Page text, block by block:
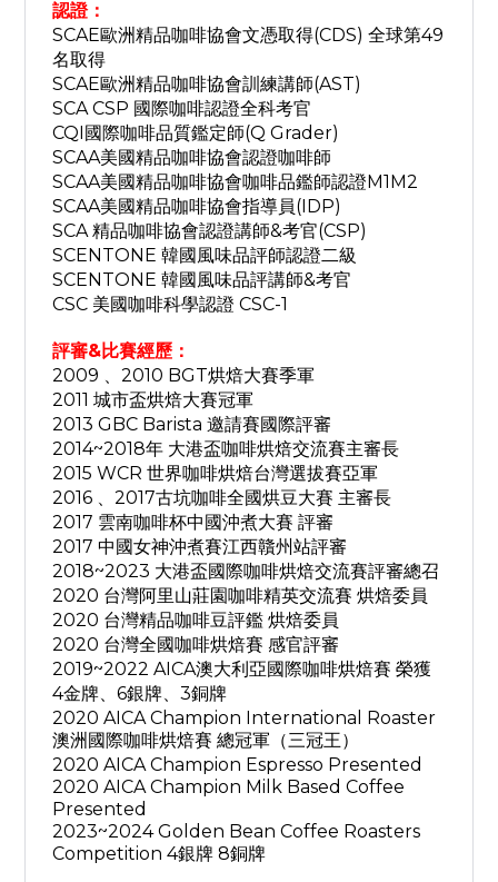
認證：
SCAE歐洲精品咖啡協會文憑取得(CDS) 全球第49
名取得
SCAE歐洲精品咖啡協會訓練講師(AST)
SCA CSP 國際咖啡認證全科考官
CQI國際咖啡品質鑑定師(Q Grader)
SCAA美國精品咖啡協會認證咖啡師
SCAA美國精品咖啡協會咖啡品鑑師認證M1M2
SCAA美國精品咖啡協會指導員(IDP)
SCA 精品咖啡協會認證講師&考官(CSP)
SCENTONE 韓國風味品評師認證二級
SCENTONE 韓國風味品評講師&考官
CSC 美國咖啡科學認證 CSC-1
評審&比賽經歷：
2009 、2010 BGT烘焙大賽季軍
2011 城市盃烘焙大賽冠軍
2013 GBC Barista 邀請賽國際評審
2014~2018年 大港盃咖啡烘焙交流賽主審長
2015 WCR 世界咖啡烘焙台灣選拔賽亞軍
2016 、2017古坑咖啡全國烘豆大賽 主審長
2017 雲南咖啡杯中國沖煮大賽 評審
2017 中國女神沖煮賽江西贛州站評審
2018~2023 大港盃國際咖啡烘焙交流賽評審總召
2020 台灣阿里山莊園咖啡精英交流賽 烘焙委員
2020 台灣精品咖啡豆評鑑 烘焙委員
2020 台灣全國咖啡烘焙賽 感官評審
2019~2022 AICA澳大利亞國際咖啡烘焙賽 榮獲
4金牌、6銀牌、3銅牌
2020 AICA Champion International Roaster
澳洲國際咖啡烘焙賽 總冠軍（三冠王）
2020 AICA Champion Espresso Presented
2020 AICA Champion Milk Based Coffee
Presented
2023~2024 Golden Bean Coffee Roasters
Competition 4銀牌 8銅牌